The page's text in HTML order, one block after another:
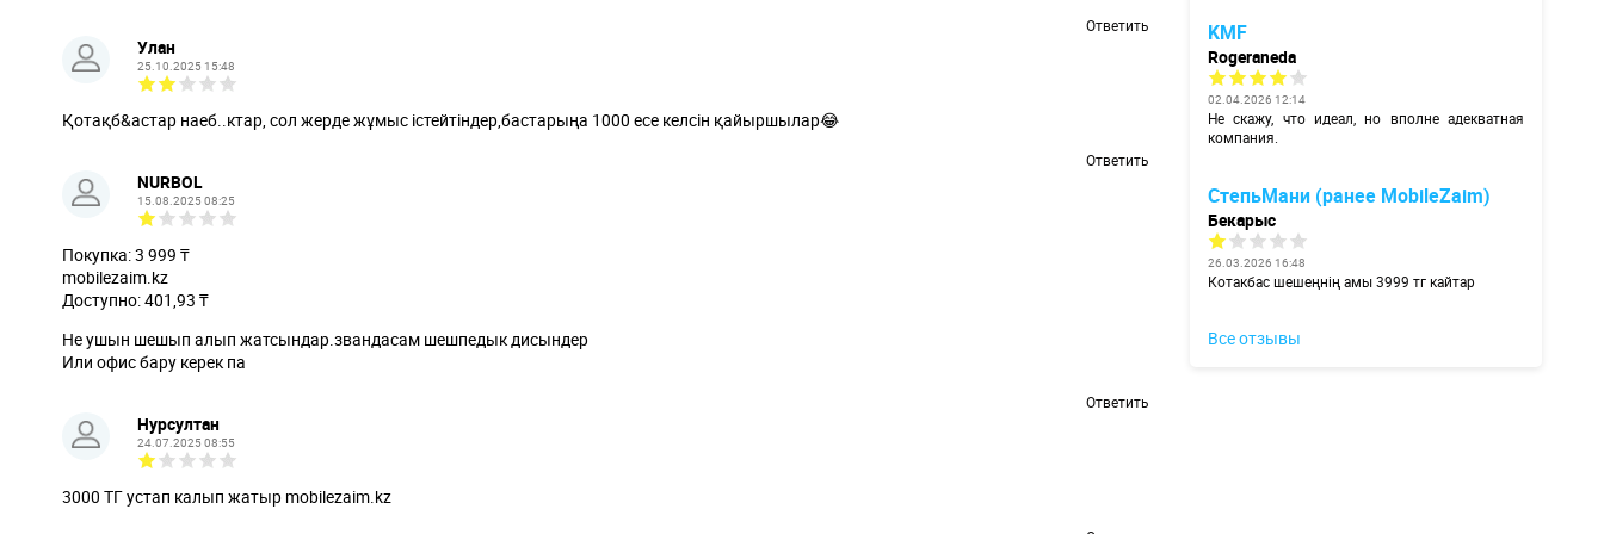
KMF
Rogeraneda
02.04.2026 12:14
Не скажу, что идеал, но вполне адекватная
компания.
СтепьМани (ранее MobileZaim)
Бекарыс
26.03.2026 16:48
Котакбас шешеңнің амы 3999 тг кайтар
Все отзывы
Ответить
Улан
25.10.2025 15:48
Қотақб&астар наеб..ктар, сол жерде жұмыс істейтіндер,бастарыңа 1000 есе келсін қайыршылар😂
Ответить
NURBOL
15.08.2025 08:25
Покупка: 3 999 ₸
mobilezaim.kz
Доступно: 401,93 ₸
Не ушын шешып алып жатсындар.звандасам шешпедык дисындер
Или офис бару керек па
Ответить
Нурсултан
24.07.2025 08:55
3000 ТГ устап калып жатыр mobilezaim.kz